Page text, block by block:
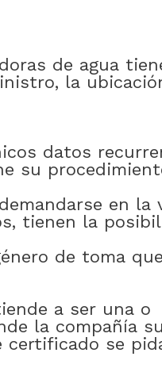
de agua
, la
datos
su
demandarse en la
, tienen la
de toma que
a ser una o
la compañía
certificado se